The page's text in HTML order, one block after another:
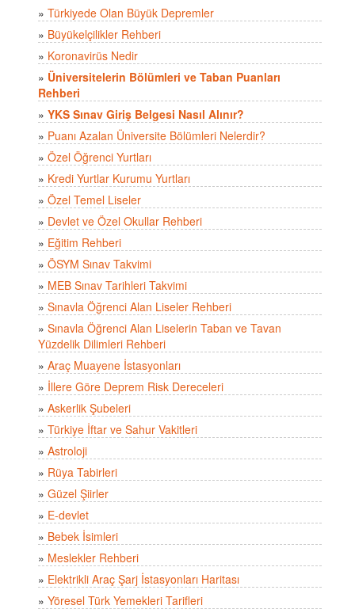
» Türkiyede Olan Büyük Depremler
» Büyükelçilikler Rehberi
» Koronavirüs Nedir
» Üniversitelerin Bölümleri ve Taban Puanları
Rehberi
» YKS Sınav Giriş Belgesi Nasıl Alınır?
» Puanı Azalan Üniversite Bölümleri Nelerdir?
» Özel Öğrenci Yurtları
» Kredi Yurtlar Kurumu Yurtları
» Özel Temel Liseler
» Devlet ve Özel Okullar Rehberi
» Eğitim Rehberi
» ÖSYM Sınav Takvimi
» MEB Sınav Tarihleri Takvimi
» Sınavla Öğrenci Alan Liseler Rehberi
» Sınavla Öğrenci Alan Liselerin Taban ve Tavan
Yüzdelik Dilimleri Rehberi
» Araç Muayene İstasyonları
» İllere Göre Deprem Risk Dereceleri
» Askerlik Şubeleri
» Türkiye İftar ve Sahur Vakitleri
» Astroloji
» Rüya Tabirleri
» Güzel Şiirler
» E-devlet
» Bebek İsimleri
» Meslekler Rehberi
» Elektrikli Araç Şarj İstasyonları Haritası
» Yöresel Türk Yemekleri Tarifleri